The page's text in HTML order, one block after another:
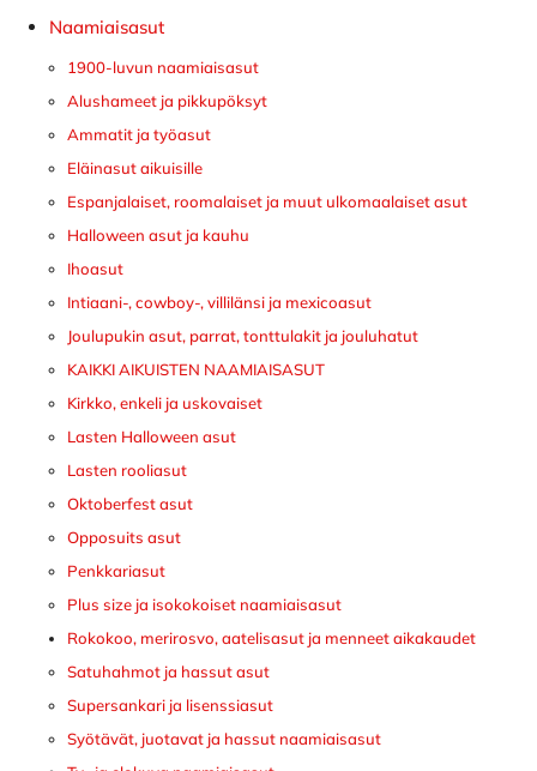
Naamiaisasut
1900-luvun naamiaisasut
Alushameet ja pikkupöksyt
Ammatit ja työasut
Eläinasut aikuisille
Espanjalaiset, roomalaiset ja muut ulkomaalaiset asut
Halloween asut ja kauhu
Ihoasut
Intiaani-, cowboy-, villilänsi ja mexicoasut
Joulupukin asut, parrat, tonttulakit ja jouluhatut
KAIKKI AIKUISTEN NAAMIAISASUT
Kirkko, enkeli ja uskovaiset
Lasten Halloween asut
Lasten rooliasut
Oktoberfest asut
Opposuits asut
Penkkariasut
Plus size ja isokokoiset naamiaisasut
Rokokoo, merirosvo, aatelisasut ja menneet aikakaudet
Satuhahmot ja hassut asut
Supersankari ja lisenssiasut
Syötävät, juotavat ja hassut naamiaisasut